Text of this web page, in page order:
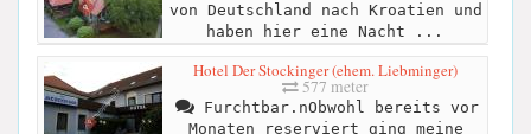
von Deutschland nach Kroatien und
haben hier eine Nacht ...
Hotel Der Stockinger (ehem. Liebminger)
577 meter
Furchtbar.nObwohl bereits vor
Monaten reserviert ging meine